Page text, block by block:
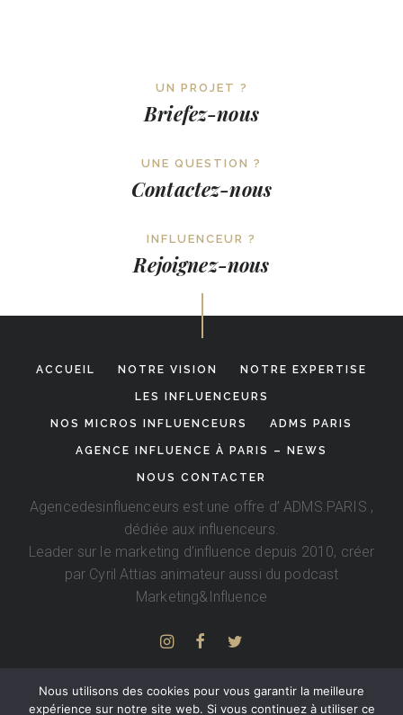
UN PROJET ?
Briefez-nous
UNE QUESTION ?
Contactez-nous
INFLUENCEUR ?
Rejoignez-nous
ACCUEIL NOTRE VISION NOTRE EXPERTISE
LES INFLUENCEURS
NOS MICROS INFLUENCEURS ADMS PARIS
AGENCE INFLUENCE À PARIS – NEWS
NOUS CONTACTER
Agencedesinfluenceurs est une offre d’ADMS.PARIS ,
dédiée aux influenceurs.
Leader sur le marketing d’influence depuis 2010, créer
par Cyril Attias animateur aussi du podcast
Marketing&Influence
Nous utilisons des cookies pour vous garantir la meilleure
expérience sur notre site web. Si vous continuez à utiliser ce